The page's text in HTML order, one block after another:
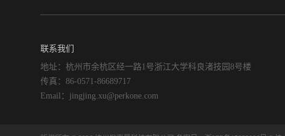
联系我们
地址：杭州市余杭区经一路1号浙江大学科良渚技园8号楼
传真：86-0571-86689717
Email：jingjing.xu@perkone.com